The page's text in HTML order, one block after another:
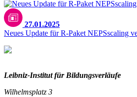
27.01.2025
Neues Update für R-Paket NEPSscaling
Leibniz-Institut für Bildungsverläufe
Wilhelmsplatz 3